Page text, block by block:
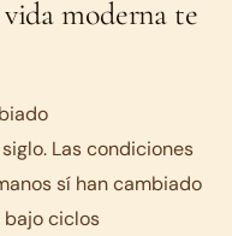
moderna te
Las condiciones
sí han cambiado
bajo ciclos